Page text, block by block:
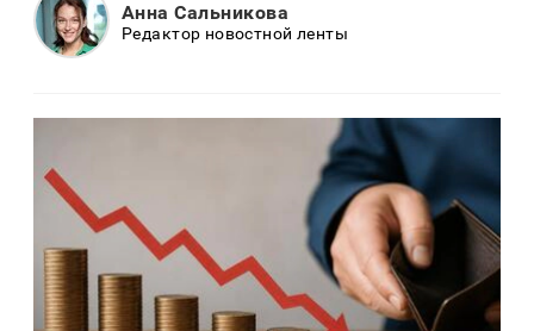
Анна Сальникова
Редактор новостной ленты